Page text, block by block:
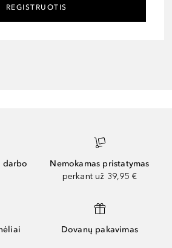
REGISTRUOTIS
darbo
Nemokamas pristatymas
perkant už 39,95 €
Dovanų pakavimas